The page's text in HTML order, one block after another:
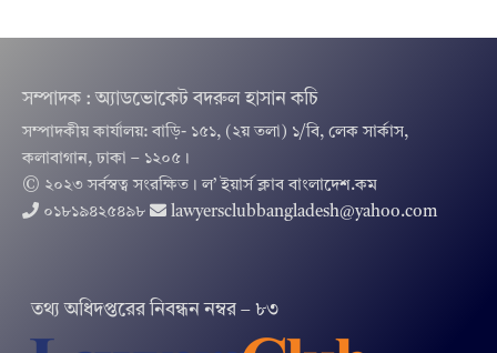
সম্পাদক : অ্যাডভোকেট বদরুল হাসান কচি
সম্পাদকীয় কার্যালয়: বাড়ি- ১৫১, (২য় তলা) ১/বি, লেক সার্কাস,
কলাবাগান, ঢাকা – ১২০৫।
© ২০২৩ সর্বস্বত্ব সংরক্ষিত । ল’ ইয়ার্স ক্লাব বাংলাদেশ.কম
০১৮১৯৪২৫৪৯৮
lawyersclubbangladesh@yahoo.com
তথ‌্য অ‌ধিদপ্ত‌রের নিবন্ধন নম্বর – ৮৩